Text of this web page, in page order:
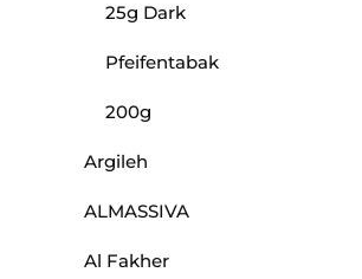
25g Dark
Pfeifentabak
200g
Argileh
ALMASSIVA
Al Fakher